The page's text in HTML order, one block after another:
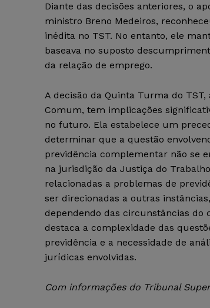
Diante das decisões anteriores, o
ministro Breno Medeiros,
inédita no TST. No entanto, ele
baseava no suposto
da relação de emprego.
A decisão da Quinta Turma do
Comum, tem implicações
no futuro. Ela estabelece um
determinar que a questão
previdência complementar não se
na jurisdição da Justiça do
relacionadas a problemas de
ser direcionadas a outras
dependendo das circunstâncias do
destaca a complexidade das
previdência e a necessidade de
jurídicas envolvidas.
Com informações do Tribunal